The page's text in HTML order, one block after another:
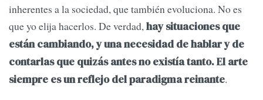
inherentes a la sociedad, que también evoluciona. No es
que yo elija hacerlos. De verdad,hay situaciones que
están cambiando, y una necesidad de hablar y de
contarlas que quizás antes no existía tanto. El arte
siempre es un reflejo del paradigma reinante.